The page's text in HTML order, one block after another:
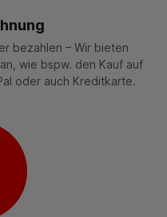
bezahlen – Wir bieten
wie bspw. den Kauf auf
oder auch Kreditkarte.